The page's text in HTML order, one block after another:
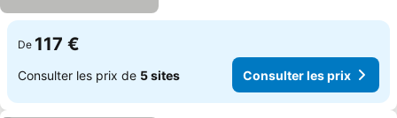
De 117 €
Consulter les prix de 5 sites Consulter les prix